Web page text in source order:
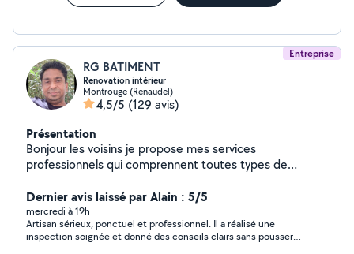
Entreprise
RG BATIMENT
Renovation intérieur
Montrouge (Renaudel)
4,5/5 (129 avis)
Présentation
Bonjour les voisins je propose mes services
professionnels qui comprennent toutes types de
experience rest a votre disposition merci
Dernier avis laissé par Alain : 5/5
mercredi à 19h
Artisan sérieux, ponctuel et professionnel. Il a réalisé une
inspection soignée et donné des conseils clairs sans pousser à